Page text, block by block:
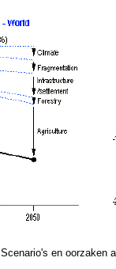
Scenario's en oorzaken